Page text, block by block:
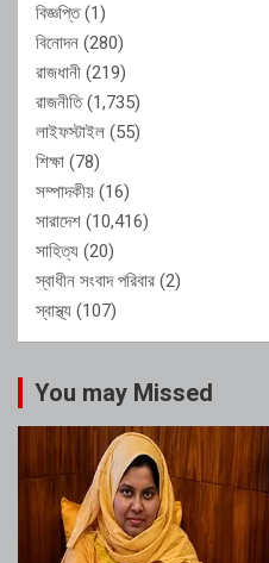
বিজ্ঞপ্তি(1)
বিনোদন (280)
রাজধানী (219)
রাজনীতি(1,735)
লাইফস্টাইল (55)
শিক্ষা (78)
সম্পাদকীয় (16)
সারাদেশ (10,416)
সাহিত্য (20)
স্বাধীন সংবাদ পরিবার (2)
স্বাস্থ্য (107)
You may Missed